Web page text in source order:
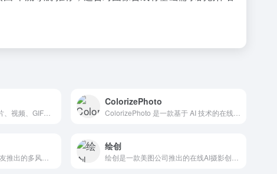
ColorizePhoto
绘创